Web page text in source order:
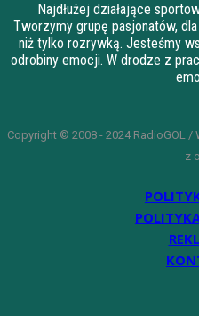
Najdłużej działające
Tworzymy grupę pasjonatów,
niż tylko rozrywką. Jesteśmy
odrobiny emocji. W drodze z
Copyright © 2008 - 2024 RadioGOL
z